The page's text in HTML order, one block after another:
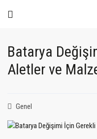
Batarya
Aletler ve
Genel